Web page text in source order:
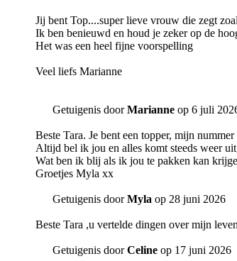
Jij bent Top....super lieve vrouw die zegt
Ik ben benieuwd en houd je zeker op de
Het was een heel fijne voorspelling
Veel liefs Marianne
Getuigenis doorMarianne op 6 juli
Beste Tara. Je bent een topper, mijn nummer
Altijd bel ik jou en alles komt steeds weer
Wat ben ik blij als ik jou te pakken kan
Groetjes Myla xx
Getuigenis doorMyla op 28 juni 2026
Beste Tara ,u vertelde dingen over mijn
Getuigenis doorCeline op 17 juni 2026